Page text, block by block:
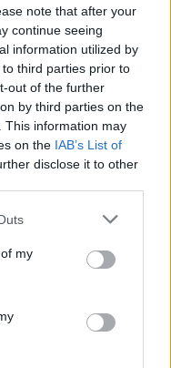
note that after your
continue seeing
information utilized by
third parties prior to
out of the further
by third parties on the
This information may
on the IAB’s List of
disclose it to other
my
pora Danielė
šiame turnyre
fondą